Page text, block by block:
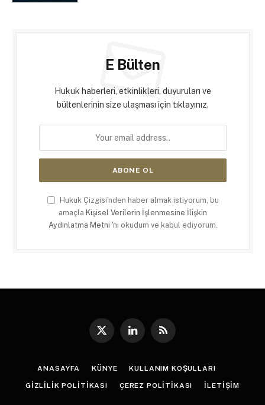
E Bülten
Hukuk haberleri, etkinlikleri, duyuruları ve
bültenlerinin size ulaşması için tıklayınız.
Hukuk Çizgisi'nden haber almak istiyorum, bu
amaçla Kişisel Verilerin İşlenmesine İlişkin
Aydınlatma Metni 'ni okudum ve kabul ediyorum.
X
LinkedInRSS
ANASAYFA KÜNYE KULLANIM KOŞULLARI
GIZLILIK POLITIKASI ÇEREZ POLITIKASI İLETIŞIM